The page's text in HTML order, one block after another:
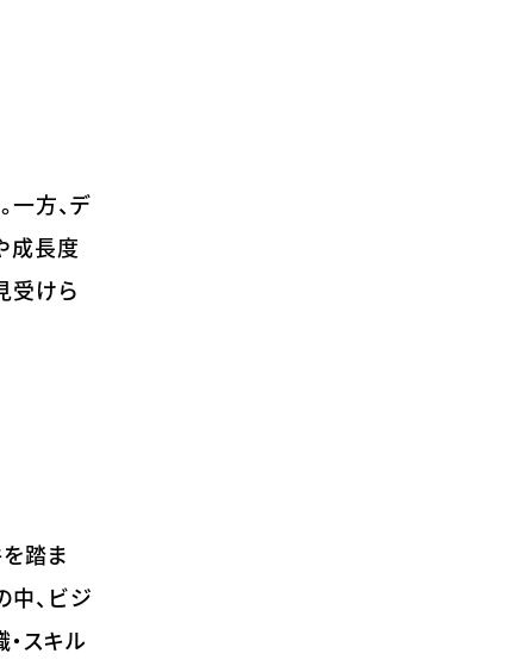
方、デ
成長度
受けら
踏ま
中、ビジ
スキル